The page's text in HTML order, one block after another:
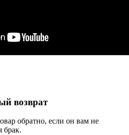
возврат
обратно, если он вам не
брак.